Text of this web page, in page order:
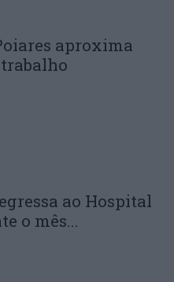
aproxima
ao Hospital
o mês...